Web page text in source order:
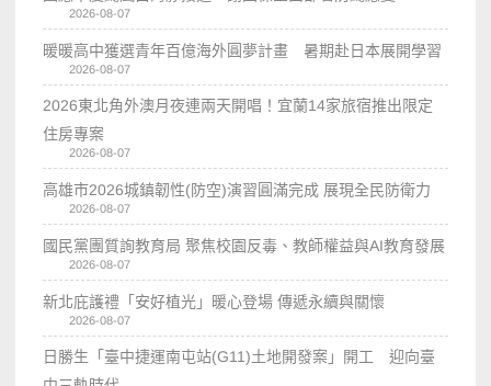
2026-08-07
暖暖高中獲選青年百億海外圓夢計畫 暑期赴日本展開學習
2026-08-07
2026東北角外澳月夜連兩天開唱！宜蘭14家旅宿推出限定
住房專案
2026-08-07
高雄市2026城鎮韌性(防空)演習圓滿完成 展現全民防衛力
2026-08-07
國民黨團質詢教育局 聚焦校園反毒、教師權益與AI教育發展
2026-08-07
新北庇護禮「安好植光」暖心登場 傳遞永續與關懷
2026-08-07
日勝生「臺中捷運南屯站(G11)土地開發案」開工 迎向臺